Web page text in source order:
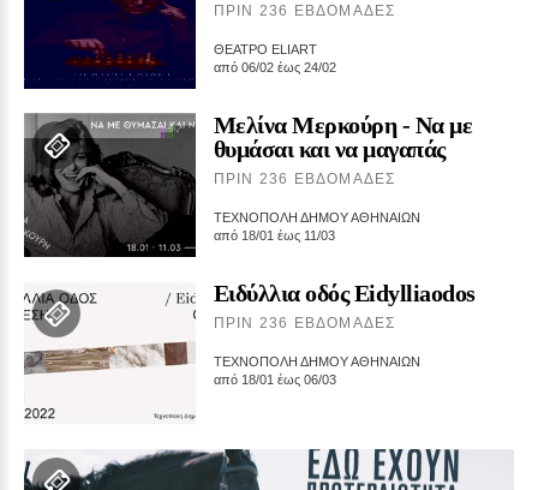
ΠΡΙΝ 236 ΕΒΔΟΜΆΔΕΣ
ΘΕΑΤΡΟ ELIART
από 06/02 έως 24/02
Μελίνα Μερκούρη ‑ Να με
θυμάσαι και να μαγαπάς
ΠΡΙΝ 236 ΕΒΔΟΜΆΔΕΣ
ΤΕΧΝΟΠΟΛΗ ΔΗΜΟΥ ΑΘΗΝΑΙΩΝ
από 18/01 έως 11/03
Ειδύλλια οδός Eidylliaodos
ΠΡΙΝ 236 ΕΒΔΟΜΆΔΕΣ
ΤΕΧΝΟΠΟΛΗ ΔΗΜΟΥ ΑΘΗΝΑΙΩΝ
από 18/01 έως 06/03